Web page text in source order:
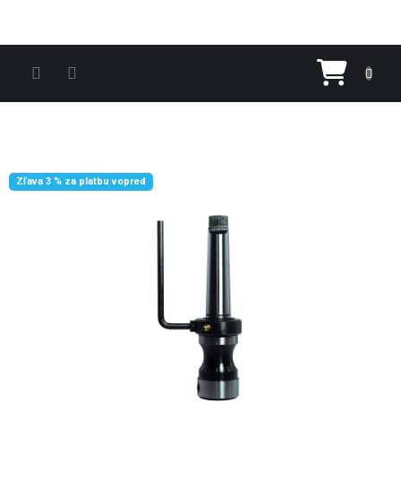
Zľava 3 % za platbu vopred